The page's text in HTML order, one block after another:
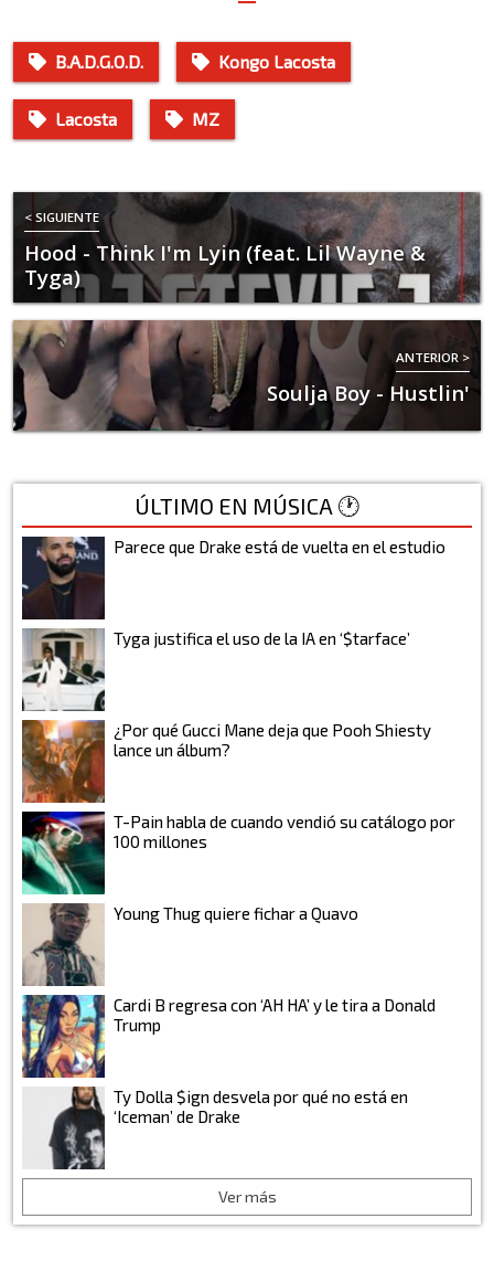
B.A.D.G.O.D. Kongo Lacosta
Lacosta MZ
< SIGUIENTE
Hood - Think I'm Lyin (feat. Lil Wayne &
Tyga)
ANTERIOR >
Soulja Boy - Hustlin'
ÚLTIMO EN MÚSICA 🕐
Parece que Drake está de vuelta en el estudio
Tyga justifica el uso de la IA en ‘$tarface’
¿Por qué Gucci Mane deja que Pooh Shiesty
lance un álbum?
T-Pain habla de cuando vendió su catálogo por
100 millones
Young Thug quiere fichar a Quavo
Cardi B regresa con ‘AH HA’ y le tira a Donald
Trump
Ty Dolla $ign desvela por qué no está en
‘Iceman’ de Drake
Ver más